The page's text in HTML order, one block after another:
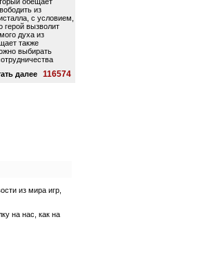
из
с условием,
герой вызволит
духа из
также
выбирать
далее
116574
из мира игр,
на нас, как на